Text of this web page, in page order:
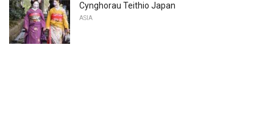
Cynghorau Teithio Japan
ASIA